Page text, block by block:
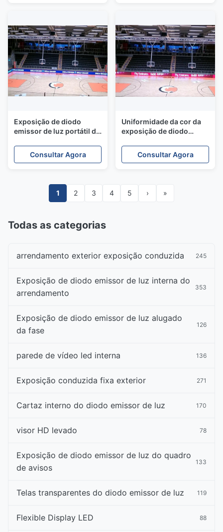
Exposição de diodo
emissor de luz portátil do
IP65 para o brilho alto de
jogos do basquetebol
Consultar Agora
Uniformidade da cor da
exposição de diodo
perímetro dos esportes
da cor completa a
Consultar Agora
1 2 3 4 5 › »
Todas as categorias
arrendamento exterior exposição conduzida 245
Exposição de diodo emissor de luz interna do
arrendamento
353
Exposição de diodo emissor de luz alugado
da fase
126
parede de vídeo led interna 136
Exposição conduzida fixa exterior 271
Cartaz interno do diodo emissor de luz 170
visor HD levado 78
Exposição de diodo emissor de luz do quadro
de avisos
133
Telas transparentes do diodo emissor de luz 119
Flexible Display LED 88